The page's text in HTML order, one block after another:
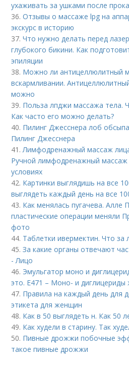
ухаживать за ушками после
36.Отзывы о массаже lpg на
экскурс в историю
37.Что нужно делать перед
глубокого бикини. Как
эпиляции
38. Можно ли антицеллюлитный
вскармливании.
можно
39. Польза лпджи массажа тела.
Как часто его можно делать?
40. Пилинг Джесснера лоб
Пилинг Джесснера
41.Лимфодренажный массаж
Ручной лимфодренажный
условиях
42. Картинки выглядишь на все
выглядеть каждый день на все
43. Как менялась пугачева. Алле
пластические операции меняли
фото
44. Таблетки ивермектин. Что за
45.За какие органы отвечают
- Лицо
46. Эмульгатор моно и
это. Е471 – Моно- и диглицериды
47. Правила на каждый день для
этикета для женщин
48. Как в 50 выглядеть н. Как 50
49. Как худели в старину. Так
50. Пивные дрожжи побочные
такое пивные дрожжи